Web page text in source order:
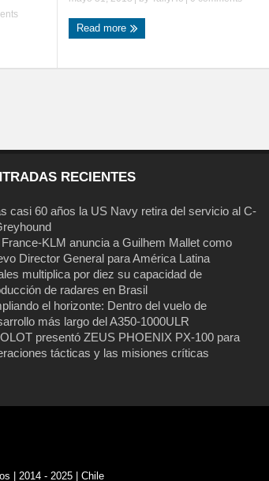
Read more
RECIENTES
casi 60 años la US Navy retira del servicio al C-
KLM anuncia a Guilhem Mallet como
Director General para América Latina
multiplica por diez su capacidad de
de radares en Brasil
el horizonte: Dentro del vuelo de
más largo del A350-1000ULR
presentó ZEUS PHOENIX PX-100 para
tácticas y las misiones críticas
| 2014 - 2025 | Chile